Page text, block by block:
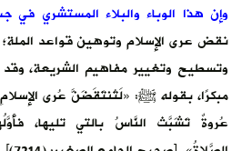
وإن هذا الوباء والبلاء المستشري في
نقض عرى الإسلام وتوهين قواعد الملة؛
وتسطيح وتغيير مفاهيم الشريعة،
مبكرًا، بقوله ﷺ: «لَتُنتَقَضَنَّ عُرى
عُروةٌ تَشَبَّث النَّاسُ بالتي تليها،